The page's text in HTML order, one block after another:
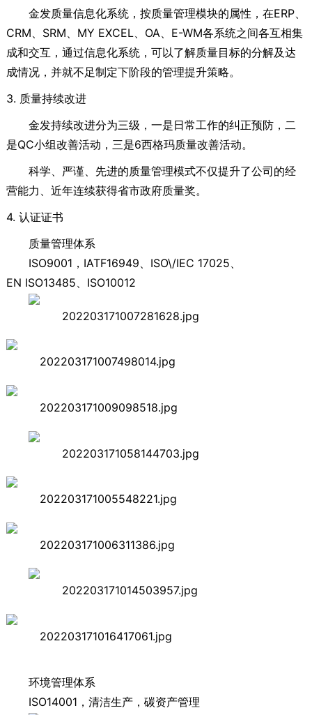
金发质量信息化系统，按质量管理模块的属性，在ERP、
CRM、SRM、MY EXCEL、OA、E-WM各系统之间各互相集
成和交互，通过信息化系统，可以了解质量目标的分解及达
成情况，并就不足制定下阶段的管理提升策略。
3. 质量持续改进
金发持续改进分为三级，一是日常工作的纠正预防，二
是QC小组改善活动，三是6西格玛质量改善活动。
科学、严谨、先进的质量管理模式不仅提升了公司的经
营能力、近年连续获得省市政府质量奖。
4. 认证证书
质量管理体系
ISO9001，IATF16949、ISO\/IEC 17025、
EN ISO13485、ISO10012
环境管理体系
ISO14001，清洁生产，碳资产管理